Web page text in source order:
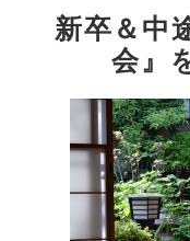
新卒＆中
会』